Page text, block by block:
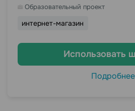
Образовательный проект
интернет-магазин
Использовать
Подробнее